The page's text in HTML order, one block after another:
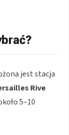
jest stacja
Rive
5–10